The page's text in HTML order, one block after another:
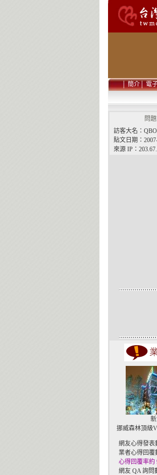
│簡介│電
問
訪客大名：
貼文日期：
來源 IP：
挪威森林頂級
網友心得發表
業者心得回覆
心得回覆率約
網友 QA 詢問